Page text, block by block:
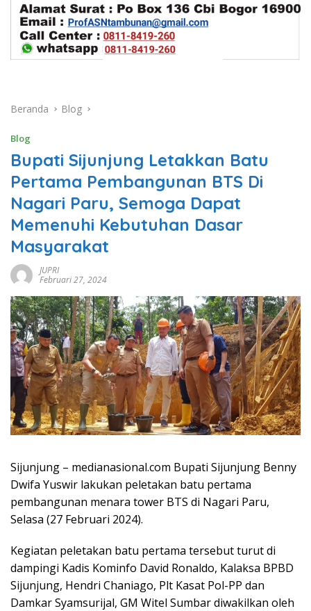
Beranda Blog
Blog
Bupati Sijunjung Letakkan Batu
Pertama Pembangunan BTS Di
Nagari Paru, Semoga Dapat
Memenuhi Kebutuhan Dasar
Masyarakat
JUPRI
Februari 27, 2024
Sijunjung – medianasional.com Bupati Sijunjung Benny
Dwifa Yuswir lakukan peletakan batu pertama
pembangunan menara tower BTS di Nagari Paru,
Selasa (27 Februari 2024).
Kegiatan peletakan batu pertama tersebut turut di
dampingi Kadis Kominfo David Ronaldo, Kalaksa BPBD
Sijunjung, Hendri Chaniago, Plt Kasat Pol-PP dan
Damkar Syamsurijal, GM Witel Sumbar diwakilkan oleh